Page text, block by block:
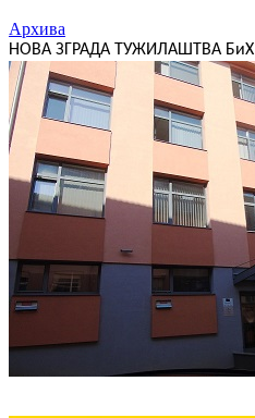
Архива
НОВА ЗГРАДА ТУЖИЛАШТВА БиХ